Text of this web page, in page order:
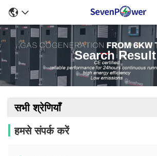
Search Result
सभी श्रेणियाँ
हमसे संपर्क करें